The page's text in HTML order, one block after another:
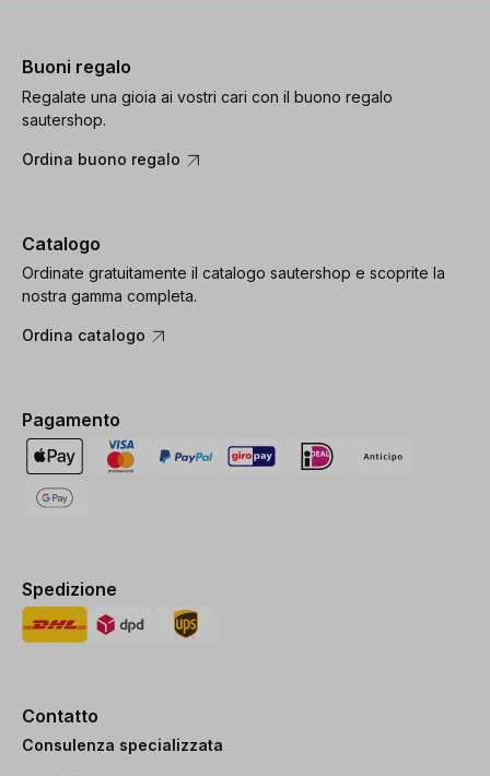
Buoni regalo
Regalate una gioia ai vostri cari con il buono regalo
sautershop.
Ordina buono regalo
Catalogo
Ordinate gratuitamente il catalogo sautershop e scoprite la
nostra gamma completa.
Ordina catalogo
Pagamento
Spedizione
Contatto
Consulenza specializzata